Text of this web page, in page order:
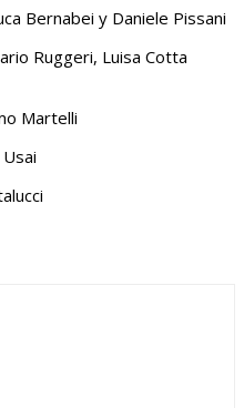
Bernabei y Daniele Pissani
Ruggeri, Luisa Cotta
Martelli